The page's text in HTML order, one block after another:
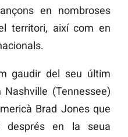
en nombroses
territori, així com en
gaudir del seu últim
(Tennessee)
Brad Jones que
en la seua